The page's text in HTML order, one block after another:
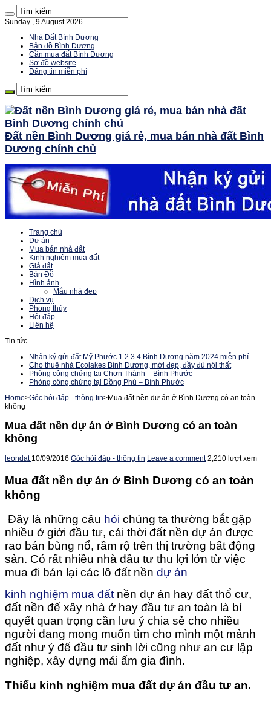
Sunday , 9 August 2026
Nhà Đất Bình Dương
Bản đồ Bình Dương
Cần mua đất Bình Dương
Sơ đồ website
Đăng tin miễn phí
Đất nền Bình Dương giá rẻ, mua bán nhà đất Bình
Dương chính chủ
Trang chủ
Dự án
Mua bán nhà đất
Kinh nghiệm mua đất
Giá đất
Bản Đồ
Hình ảnh
Mẫu nhà đẹp
Dịch vụ
Phong thủy
Hỏi đáp
Liên hệ
Tin tức
Nhận ký gửi đất Mỹ Phước 1 2 3 4 Bình Dương năm 2024 miễn phí
Cho thuê nhà Ecolakes Bình Dương, mới đẹp, đầy đủ nội thất
Phòng công chứng tại Chơn Thành – Bình Phước
Phòng công chứng tại Đồng Phú – Bình Phước
Home>Góc hỏi đáp - thông tin>Mua đất nền dự án ở Bình Dương có an toàn
không
Mua đất nền dự án ở Bình Dương có an toàn
không
leondat 10/09/2016 Góc hỏi đáp - thông tin Leave a comment 2,210 lượt xem
Mua đất nền dự án ở Bình Dương có an toàn
không
Đây là những câu hỏi chúng ta thường bắt gặp
nhiều ở giới đầu tư, cái thời đất nền dự án được
rao bán bùng nổ, rầm rộ trên thị trường bất động
sản. Có rất nhiều nhà đầu tư thu lợi lớn từ việc
mua đi bán lại các lô đất nền dự án
kinh nghiệm mua đất nền dự án hay đất thổ cư,
đất nền để xây nhà ở hay đầu tư an toàn là bí
quyết quan trọng cần lưu ý chia sẻ cho nhiều
người đang mong muốn tìm cho mình một mảnh
đất như ý để đầu tư sinh lời cũng như an cư lập
nghiệp, xây dựng mái ấm gia đình.
Thiếu kinh nghiệm mua đất dự án đầu tư an.